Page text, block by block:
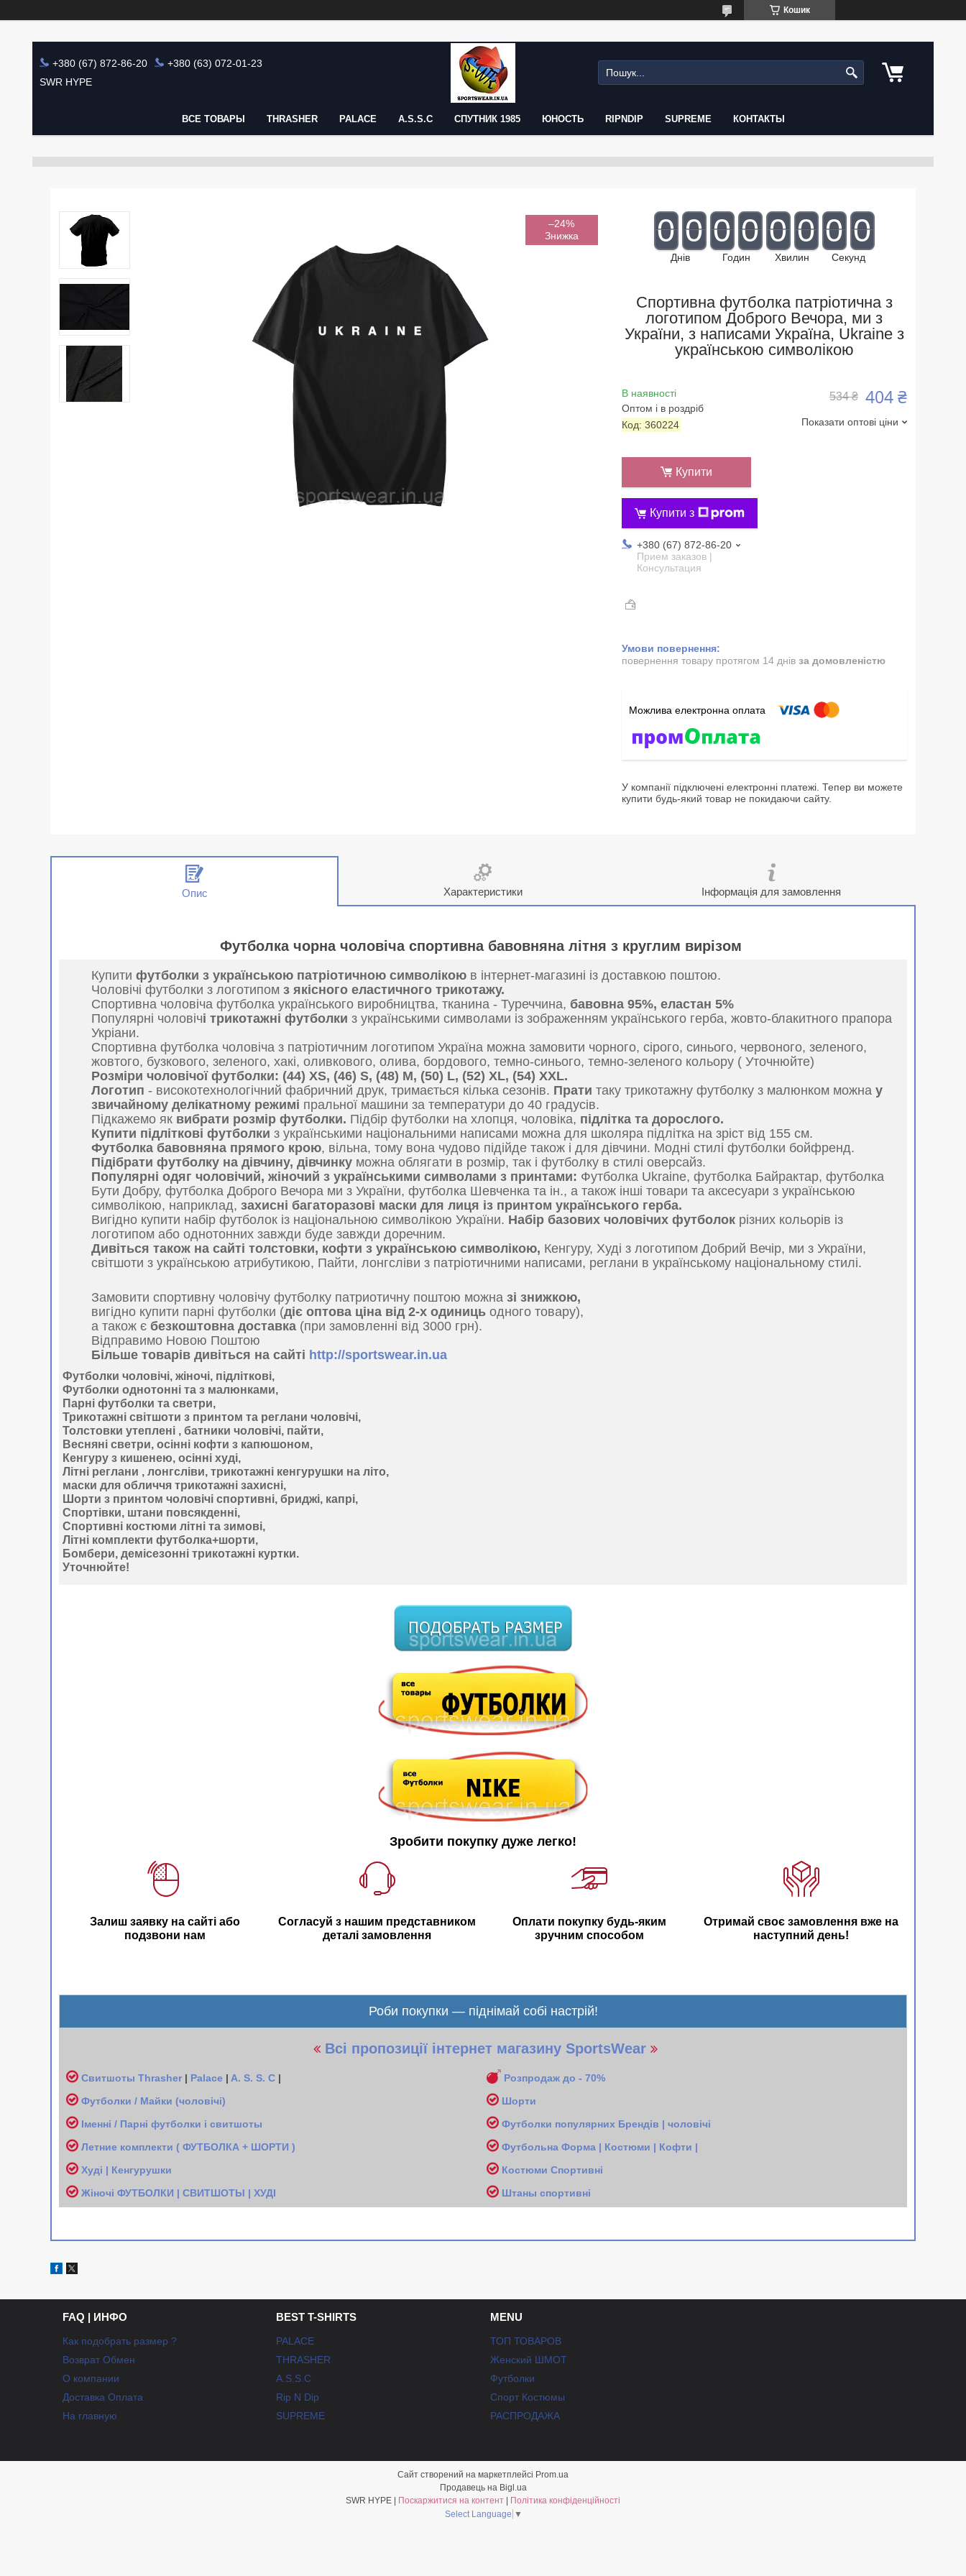
Кошик
+380 (67) 872-86-20
+380 (63) 072-01-23
SWR HYPE
ВСЕ ТОВАРЫ THRASHER PALACE A.S.S.C СПУТНИК 1985 ЮНОСТЬ RIPNDIP SUPREME КОНТАКТЫ
–24% 0 0
Днів
0 0
Годин
0 0
Хвилин
0 0
Секунд
Спортивна футболка патріотична з
логотипом Доброго Вечора, ми з
України, з написами Україна, Ukraine з
українською символікою
В наявності
Оптом і в роздріб
Код: 360224
534 ₴ 404 ₴
Показати оптові ціни
Купити
Купити з
+380 (67) 872-86-20
Прием заказов |
Консультация
повернення товару протягом 14 днів за домовленістю
У компанії підключені електронні платежі. Тепер ви можете
купити будь-який товар не покидаючи сайту.
Опис Характеристики Інформація для замовлення
Футболка чорна чоловіча спортивна бавовняна літня з круглим вирізом
Купити футболки з українською патріотичною символікою в інтернет-магазині із доставкою поштою.
Чоловічі футболки з логотипом з якісного еластичного трикотажу.
Спортивна чоловіча футболка українського виробництва, тканина - Туреччина, бавовна 95%, еластан 5%
Популярні чоловічі трикотажні футболки з українськими символами із зображенням українського герба, жовто-блакитного прапора
Укріани.
Спортивна футболка чоловіча з патріотичним логотипом Україна можна замовити чорного, сірого, синього, червоного, зеленого,
жовтого, бузкового, зеленого, хакі, оливкового, олива, бордового, темно-синього, темно-зеленого кольору ( Уточнюйте)
Розміри чоловічої футболки: (44) XS, (46) S, (48) M, (50) L, (52) XL, (54) ХХL.
Логотип - високотехнологічний фабричний друк, тримається кілька сезонів. Прати таку трикотажну футболку з малюнком можна у
звичайному делікатному режимі пральної машини за температури до 40 градусів.
Підкажемо як вибрати розмір футболки. Підбір футболки на хлопця, чоловіка, підлітка та дорослого.
Купити підліткові футболки з українськими національними написами можна для школяра підлітка на зріст від 155 см.
Футболка бавовняна прямого крою, вільна, тому вона чудово підійде також і для дівчини. Модні стилі футболки бойфренд.
Підібрати футболку на дівчину, дівчинку можна облягати в розмір, так і футболку в стилі оверсайз.
Популярні одяг чоловічий, жіночий з українськими символами з принтами: Футболка Ukraine, футболка Байрактар, футболка
Бути Добру, футболка Доброго Вечора ми з України, футболка Шевченка та ін., а також інші товари та аксесуари з українською
символікою, наприклад, захисні багаторазові маски для лиця із принтом українського герба.
Вигідно купити набір футболок із національною символікою України. Набір базових чоловічих футболок різних кольорів із
логотипом або однотонних завжди буде завжди доречним.
Дивіться також на сайті толстовки, кофти з українською символікою, Кенгуру, Худі з логотипом Добрий Вечір, ми з України,
світшоти з українською атрибутикою, Пайти, лонгсліви з патріотичними написами, реглани в українському національному стилі.
Замовити спортивну чоловічу футболку патриотичну поштою можна зі знижкою,
вигідно купити парні футболки (діє оптова ціна від 2-х одиниць одного товару),
а також є безкоштовна доставка (при замовленні від 3000 грн).
Відправимо Новою Поштою
Більше товарів дивіться на сайті http://sportswear.in.ua
Футболки чоловічі, жіночі, підліткові,
Футболки однотонні та з малюнками,
Парні футболки та светри,
Трикотажні світшоти з принтом та реглани чоловічі,
Толстовки утеплені , батники чоловічі, пайти,
Весняні светри, осінні кофти з капюшоном,
Кенгуру з кишенею, осінні худі,
Літні реглани , лонгсліви, трикотажні кенгурушки на літо,
маски для обличчя трикотажні захисні,
Шорти з принтом чоловічі спортивні, бриджі, капрі,
Спортівки, штани повсякденні,
Спортивні костюми літні та зимові,
Літні комплекти футболка+шорти,
Бомбери, демісезонні трикотажні куртки.
Уточнюйте!
Зробити покупку дуже легко!
Залиш заявку на сайті або
подзвони нам
Согласуй з нашим представником
деталі замовлення
Оплати покупку будь-яким
зручним способом
Отримай своє замовлення вже на
наступний день!
Роби покупки — піднімай собі настрій!
Всі пропозиції інтернет магазину SportsWear
Свитшоты Thrasher | Palace | A. S. S. C |
Розпродаж до - 70%
Футболки / Майки (чоловічі)
Шорти
Іменні / Парні футболки і свитшоты
Футболки популярних Брендів | чоловічі
Летние комплекти ( ФУТБОЛКА + ШОРТИ )
Футбольна Форма | Костюми | Кофти |
Худі | Кенгурушки
Костюми Спортивні
Жіночі ФУТБОЛКИ | СВИТШОТЫ | ХУДІ Штаны спортивні
FAQ | ИНФО
Как подобрать размер ?
Возврат Обмен
О компании
Доставка Оплата
На главную
BEST T-SHIRTS
PALACE
THRASHER
A.S.S.C
Rip N Dip
SUPREME
MENU
ТОП ТОВАРОВ
Женский ШМОТ
Футболки
Спорт Костюмы
РАСПРОДАЖА
Сайт створений на маркетплейсі Prom.ua
Продавець на Bigl.ua
Поскаржитися на контент
Політика конфіденційності
Select Language ▼